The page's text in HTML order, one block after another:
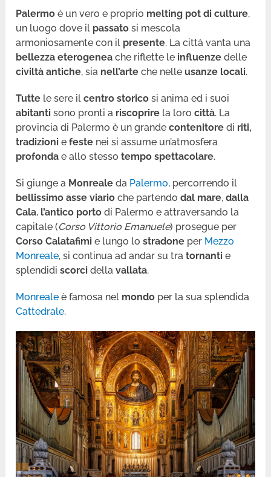
Palermo è un vero e proprio melting pot di culture,
un luogo dove il passato si mescola
armoniosamente con il presente. La città vanta una
bellezza eterogenea che riflette le influenze delle
civiltà antiche, sia nell’arte che nelle usanze locali.
Tutte le sere ilcentro storico si anima ed i suoi
abitanti sono pronti a riscoprire la lorocittà. La
provincia di Palermo è un grandecontenitore di riti,
tradizionie feste nei si assume un’atmosfera
profonda e allo stessotempo spettacolare.
Si giunge a Monreale da Palermo, percorrendo il
bellissimo asse viario che partendodal mare,dalla
Cala, l’antico porto di Palermo e attraversando la
capitale (Corso Vittorio Emanuele) prosegue per
Corso Calatafimi e lungo lostradone per Mezzo
Monreale, si continua ad andar su tratornanti e
splendidiscorci dellavallata.
Monreale è famosa nel mondo per la sua splendida
Cattedrale.